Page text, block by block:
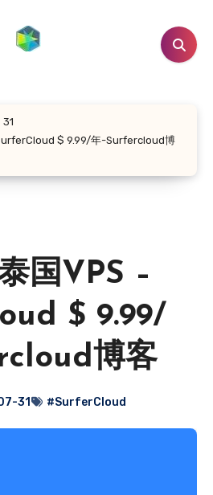
31
$ 9.99/年-Surfercloud博
国VPS –
$ 9.99/
博客
31 #SurferCloud